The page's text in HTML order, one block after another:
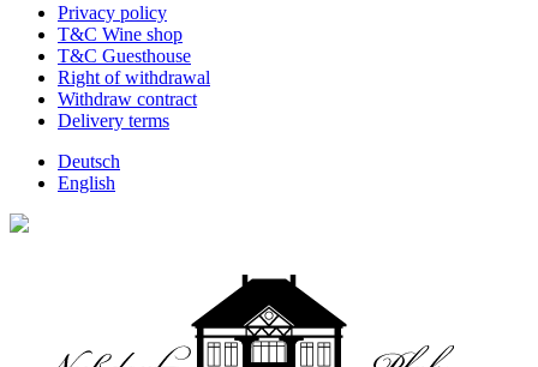
Privacy policy
T&C Wine shop
T&C Guesthouse
Right of withdrawal
Withdraw contract
Delivery terms
Deutsch
English